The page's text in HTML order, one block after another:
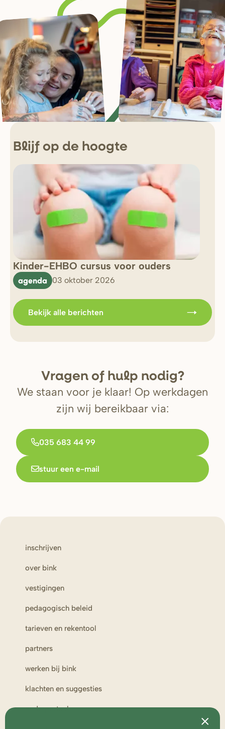
Blijf op de hoogte
Kinder-EHBO cursus voor ouders
agenda 03 oktober 2026
Bekijk alle berichten
Vragen of hulp nodig?
We staan voor je klaar! Op werkdagen
zijn wij bereikbaar via:
035 683 44 99
stuur een e-mail
inschrijven
over bink
vestigingen
pedagogisch beleid
tarieven en rekentool
partners
werken bij bink
klachten en suggesties
ouderportaal